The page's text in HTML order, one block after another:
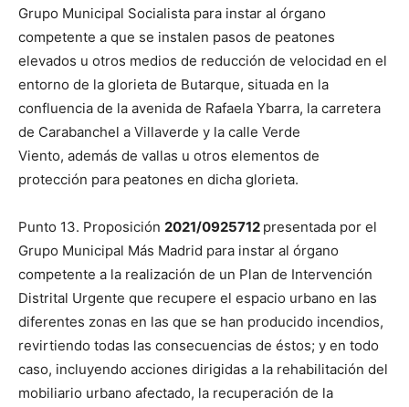
Grupo Municipal Socialista para instar al órgano
competente a que se instalen pasos de peatones
elevados u otros medios de reducción de velocidad en el
entorno de la glorieta de Butarque, situada en la
confluencia de la avenida de Rafaela Ybarra, la carretera
de Carabanchel a Villaverde y la calle Verde
Viento, además de vallas u otros elementos de
protección para peatones en dicha glorieta.
Punto 13. Proposición 2021/0925712 presentada por el
Grupo Municipal Más Madrid para instar al órgano
competente a la realización de un Plan de Intervención
Distrital Urgente que recupere el espacio urbano en las
diferentes zonas en las que se han producido incendios,
revirtiendo todas las consecuencias de éstos; y en todo
caso, incluyendo acciones dirigidas a la rehabilitación del
mobiliario urbano afectado, la recuperación de la